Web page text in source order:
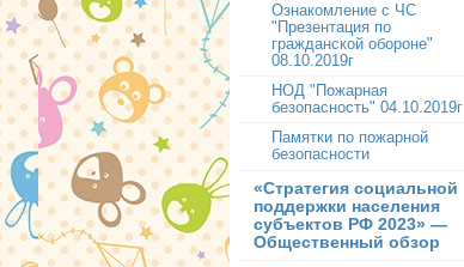
Ознакомление с ЧС
"Презентация по
гражданской обороне"
08.10.2019г
НОД "Пожарная
безопасность" 04.10.2019г
Памятки по пожарной
безопасности
«Стратегия социальной
поддержки населения
субъектов РФ 2023» —
Общественный обзор